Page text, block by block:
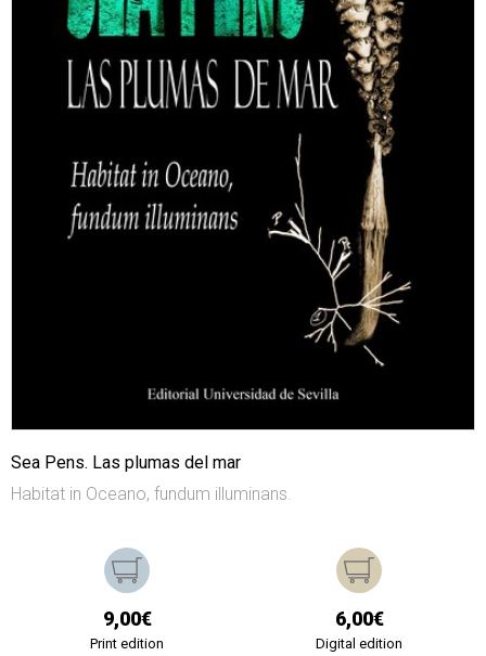
Sea Pens. Las plumas del mar
Habitat in Oceano, fundum illuminans.
9,00€
Print edition
6,00€
Digital edition